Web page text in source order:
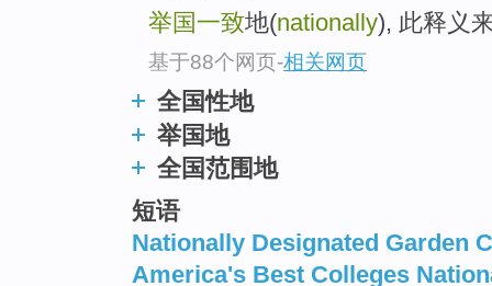
举国一致地(nationally), 此释义
基于88个网页-相关网页
全国性地
举国地
全国范围地
短语
Nationally Designated Garden
America's Best Colleges